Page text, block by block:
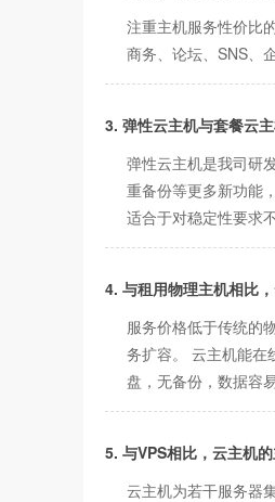
注重主机服务性价比
商务、论坛、SNS、
3. 弹性云主机与套餐云
弹性云主机是我司研
重备份等更多新功能
适合于对稳定性要求
4. 与租用物理主机相比
服务价格低于传统的
务扩容。 云主机能在
盘，无备份，数据容
5. 与VPS相比，云主机
云主机为若干服务器